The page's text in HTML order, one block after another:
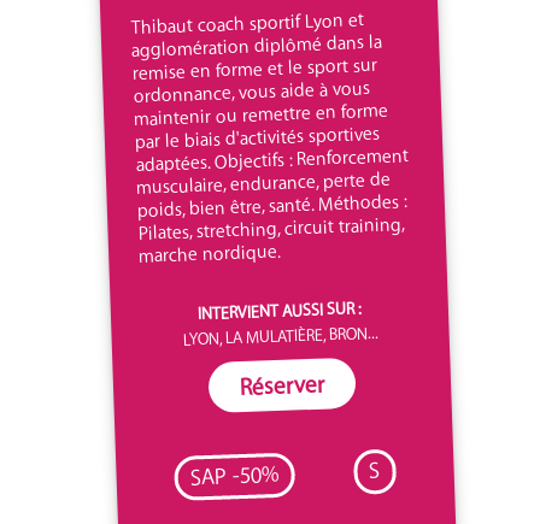
Thibaut coach sportif Lyon et
agglomération diplômé dans la
remise en forme et le sport sur
ordonnance, vous aide à vous
maintenir ou remettre en forme
par le biais d'activités sportives
adaptées. Objectifs : Renforcement
musculaire, endurance, perte de
poids, bien être, santé. Méthodes :
Pilates, stretching, circuit training,
marche nordique.
INTERVIENT AUSSI SUR :
LYON, LA MULATIÈRE, BRON...
Réserver
SAP -50% S